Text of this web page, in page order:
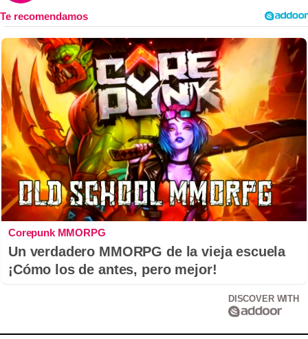
Corepunk MMORPG
Un verdadero MMORPG de la vieja escuela
¡Cómo los de antes, pero mejor!
DISCOVER WITH